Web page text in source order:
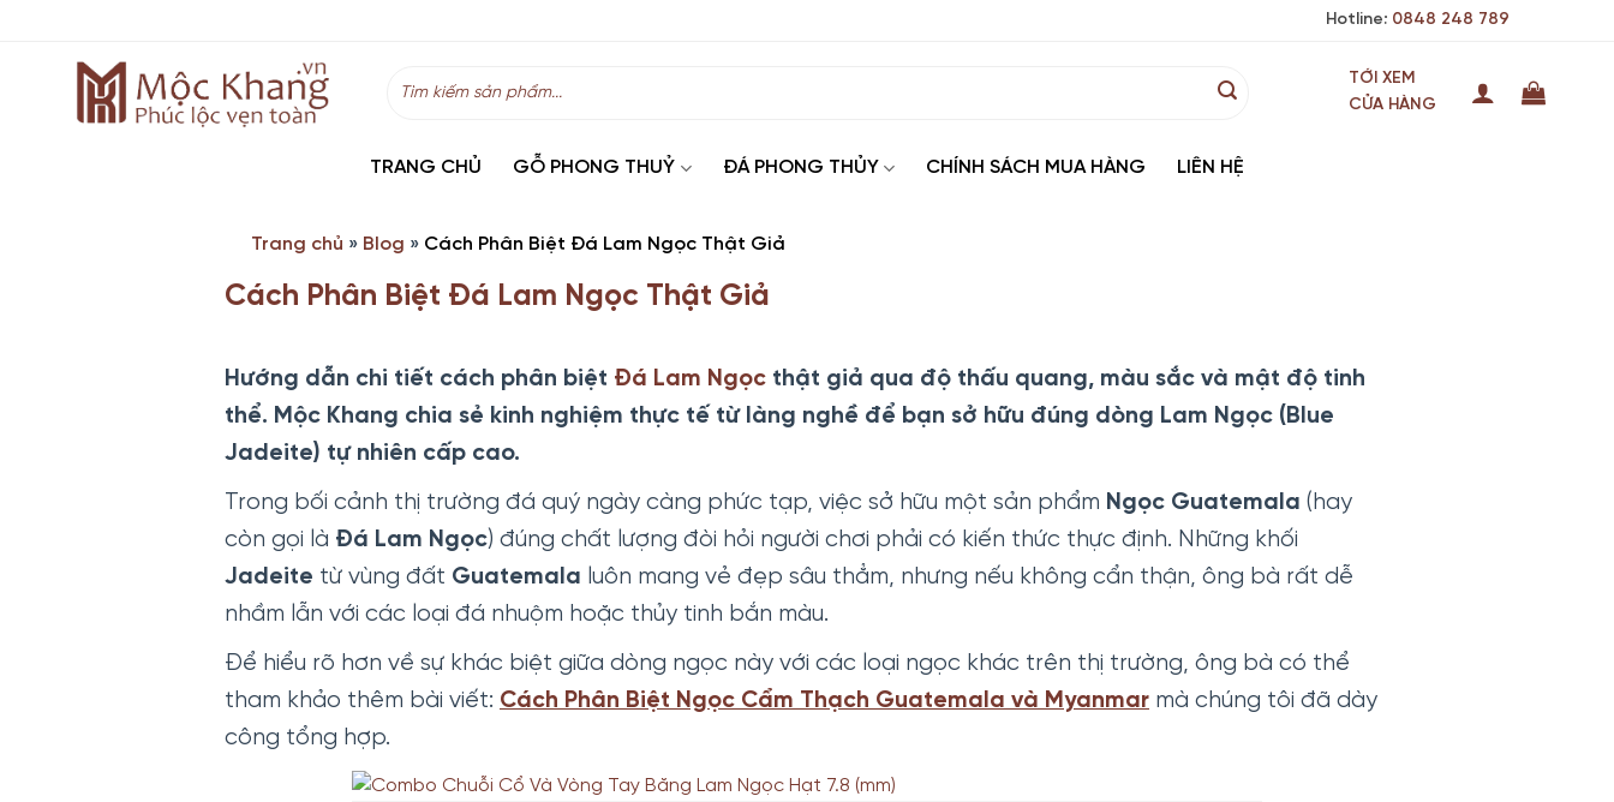
Hotline: 0848 248 789
kiếm:
TỚI XEM
CỬA HÀNG
TRANG CHỦ GỖ PHONG THUỶ ĐÁ PHONG THỦY CHÍNH SÁCH MUA HÀNG LIÊN HỆ
Trang chủ » Blog » Cách Phân Biệt Đá Lam Ngọc Thật Giả
Cách Phân Biệt Đá Lam Ngọc Thật Giả
Hướng dẫn chi tiết cách phân biệt Đá Lam Ngọc thật giả qua độ thấu quang, màu sắc và mật độ tinh
thể. Mộc Khang chia sẻ kinh nghiệm thực tế từ làng nghề để bạn sở hữu đúng dòng Lam Ngọc (Blue
Jadeite) tự nhiên cấp cao.
Trong bối cảnh thị trường đá quý ngày càng phức tạp, việc sở hữu một sản phẩm Ngọc Guatemala (hay
còn gọi là Đá Lam Ngọc) đúng chất lượng đòi hỏi người chơi phải có kiến thức thực định. Những khối
Jadeite từ vùng đất Guatemala luôn mang vẻ đẹp sâu thẳm, nhưng nếu không cẩn thận, ông bà rất dễ
nhầm lẫn với các loại đá nhuộm hoặc thủy tinh bắn màu.
Để hiểu rõ hơn về sự khác biệt giữa dòng ngọc này với các loại ngọc khác trên thị trường, ông bà có thể
tham khảo thêm bài viết: Cách Phân Biệt Ngọc Cẩm Thạch Guatemala và Myanmar mà chúng tôi đã dày
công tổng hợp.